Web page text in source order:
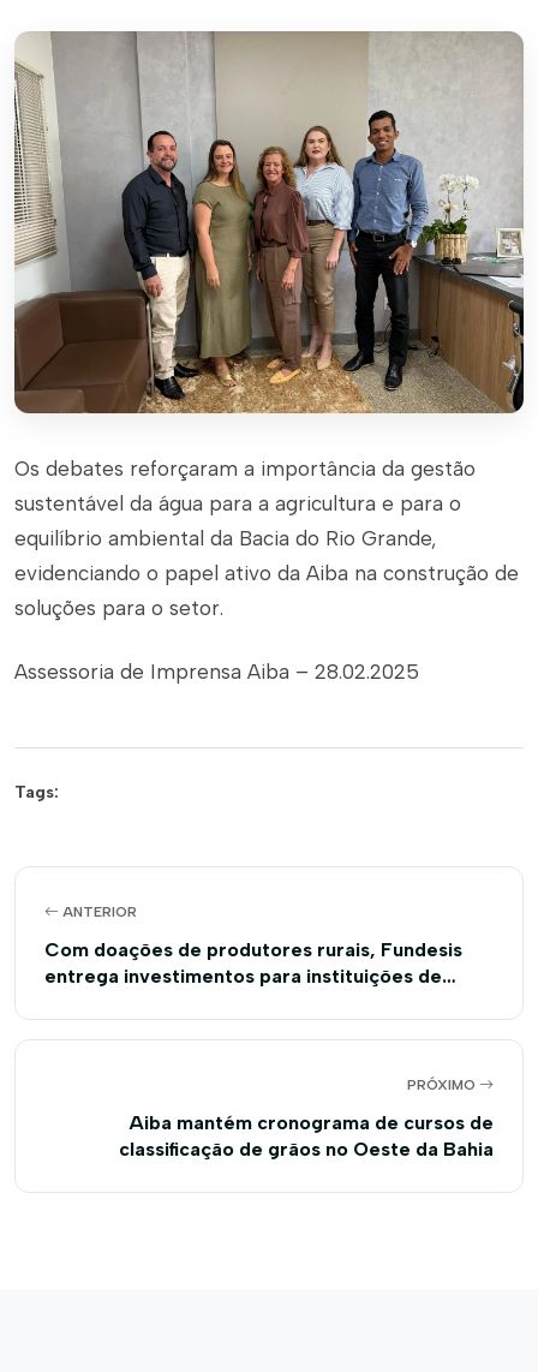
Os debates reforçaram a importância da gestão
sustentável da água para a agricultura e para o
equilíbrio ambiental da Bacia do Rio Grande,
evidenciando o papel ativo da Aiba na construção de
soluções para o setor.
Assessoria de Imprensa Aiba – 28.02.2025
Tags:
ANTERIOR
Com doações de produtores rurais, Fundesis
entrega investimentos para instituições de
PRÓXIMO
Aiba mantém cronograma de cursos de
classificação de grãos no Oeste da Bahia